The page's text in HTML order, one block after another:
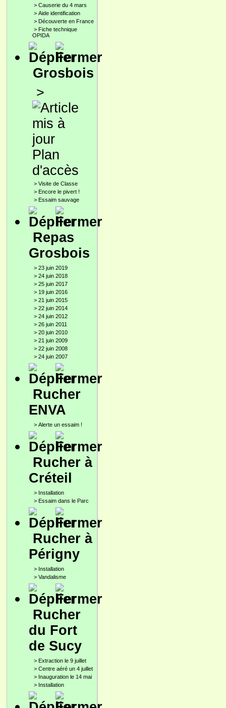
> Causerie du 4 mars
> Aide identification
> Découverte en France
> Fiche technique
OPIDA
Grosbois
>
Plan
d'accès
> Visite de Classe
> Encore le pivert !
> Essaim sauvage
Repas
Grosbois
> 23 juin 2019
> 24 juin 2018
> 25 juin 2017
> 19 juin 2016
> 21 juin 2015
> 22 juin 2014
> 24 juin 2012
> 26 juin 2011
> 20 juin 2010
> 21 juin 2009
> 22 juin 2008
> 24 juin 2007
Rucher
ENVA
> Alerte un essaim !
Rucher à
Créteil
> Installation
> Essaim dans le Parc
Rucher à
Périgny
> Installation
> Vandalisme
Rucher
du Fort
de Sucy
> Extraction le 9 juillet
> Centre aéré un 4 juillet
> Inauguration le 14 mai
> Installation